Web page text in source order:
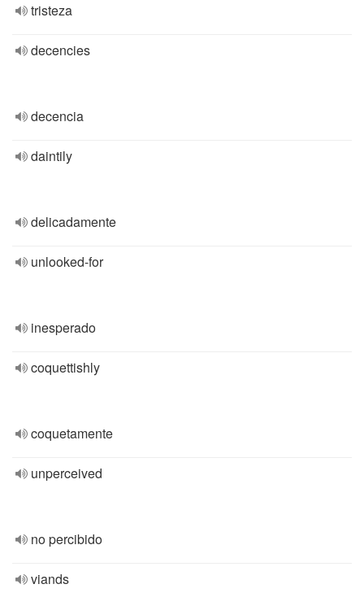
tristeza
decencies
decencia
daintily
delicadamente
unlooked-for
inesperado
coquettishly
coquetamente
unperceived
no percibido
viands